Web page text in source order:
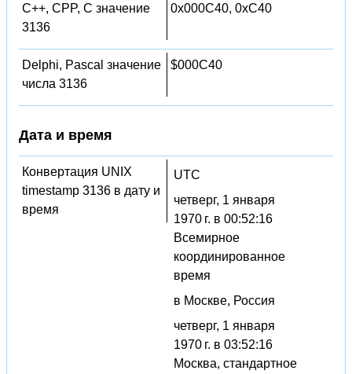
C++, CPP, C значение
3136
0x000C40, 0xC40
Delphi, Pascal значение
числа 3136
$000C40
Дата и время
Конвертация UNIX
timestamp 3136 в дату и
время
UTC
четверг, 1 января
1970 г. в 00:52:16
Всемирное
координированное
время
в Москве, Россия
четверг, 1 января
1970 г. в 03:52:16
Москва, стандартное